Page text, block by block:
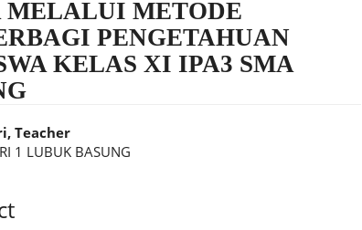
METODE
PENGETAHUAN
KELAS XI IPA3 SMA
Teacher
1 LUBUK BASUNG